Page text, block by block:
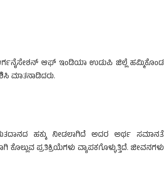
ಆಫ್ ಇಂಡಿಯಾ ಉಡುಪಿ ಜಿಲ್ಲೆ ಹಮ್ಮಿಕೊಂಡ
ಮಾತನಾಡಿದರು.
ಹಕ್ಕು ನೀಡಲಾಗಿದೆ ಅದರ ಅರ್ಥ ಸಮಾನತೆ
ಪ್ರತಿಕ್ರಿಯೆಗಳು ವ್ಯಾಪಕಗೊಳ್ಳುತ್ತಿದೆ. ಜೀವನಗಳು